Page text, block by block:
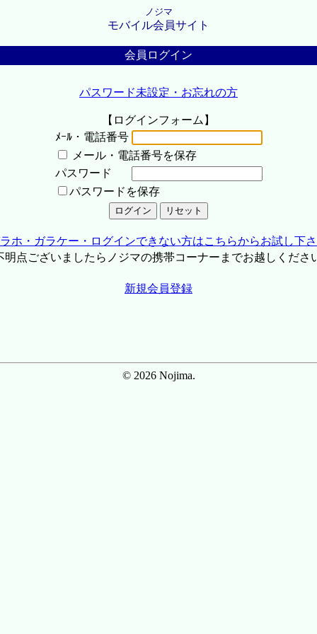
ノジマ
モバイル会員サイト
会員ログイン
パスワード未設定・お忘れの方
【ログインフォーム】
ﾒｰﾙ・電話番号
メール・電話番号を保存
パスワード
パスワードを保存
ホ・ガラケー・ログインできない方はこちらからお試し下
点ございましたらノジマの携帯コーナーまでお越しくださ
新規会員登録
© 2026 Nojima.